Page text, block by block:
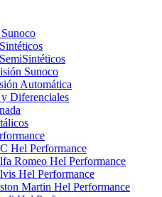
Sunoco
Automática
Diferenciales
Hel Performance
Romeo Hel Performance
Hel Performance
Martin Hel Performance